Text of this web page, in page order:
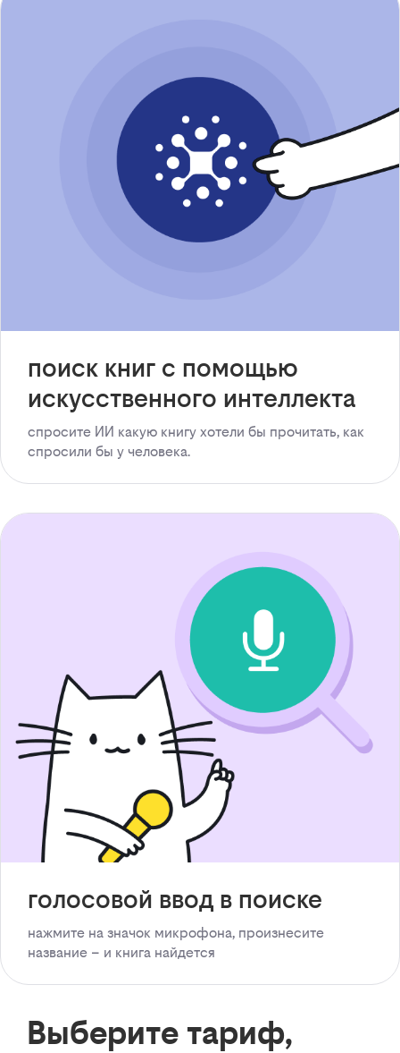
поиск книг с помощью
искусственного интеллекта
спросите ИИ какую книгу хотели бы прочитать, как
спросили бы у человека.
голосовой ввод в поиске
нажмите на значок микрофона, произнесите
название – и книга найдется
Выберите тариф,